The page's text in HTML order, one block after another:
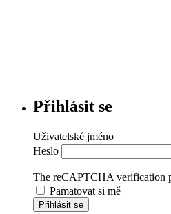
Přihlásit se
Uživatelské jméno
Heslo
The reCAPTCHA verification
Pamatovat si mě
Přihlásit se